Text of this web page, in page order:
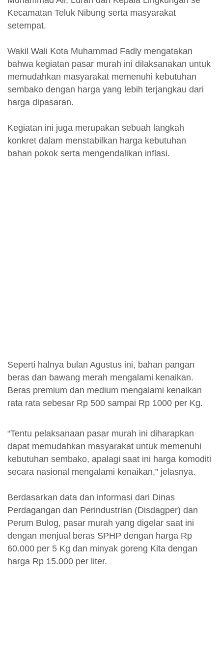
Kecamatan Teluk Nibung serta masyarakat
setempat.
Wakil Wali Kota Muhammad Fadly mengatakan
bahwa kegiatan pasar murah ini dilaksanakan untuk
memudahkan masyarakat memenuhi kebutuhan
sembako dengan harga yang lebih terjangkau dari
harga dipasaran.
Kegiatan ini juga merupakan sebuah langkah
konkret dalam menstabilkan harga kebutuhan
bahan pokok serta mengendalikan inflasi.
Seperti halnya bulan Agustus ini, bahan pangan
beras dan bawang merah mengalami kenaikan.
Beras premium dan medium mengalami kenaikan
rata rata sebesar Rp 500 sampai Rp 1000 per Kg.
“Tentu pelaksanaan pasar murah ini diharapkan
dapat memudahkan masyarakat untuk memenuhi
kebutuhan sembako, apalagi saat ini harga komoditi
secara nasional mengalami kenaikan,” jelasnya.
Berdasarkan data dan informasi dari Dinas
Perdagangan dan Perindustrian (Disdagper) dan
Perum Bulog, pasar murah yang digelar saat ini
dengan menjual beras SPHP dengan harga Rp
60.000 per 5 Kg dan minyak goreng Kita dengan
harga Rp 15.000 per liter.